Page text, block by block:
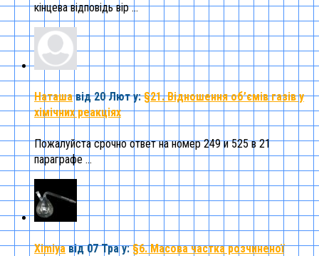
кінцева відповідь вір ...
Наташа від 20 Люту:§21. Відношення об’ємів газів у
хімічних реакціях
Пожалуйста срочно ответ на номер 249 и 525 в 21
параграфе ...
Ximiya від 07 Трау:§6. Масова частка розчиненої